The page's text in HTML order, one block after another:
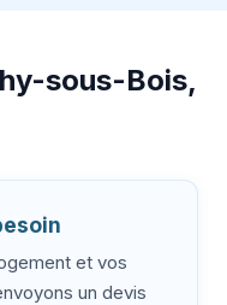
sous-Bois,
et vos
un devis